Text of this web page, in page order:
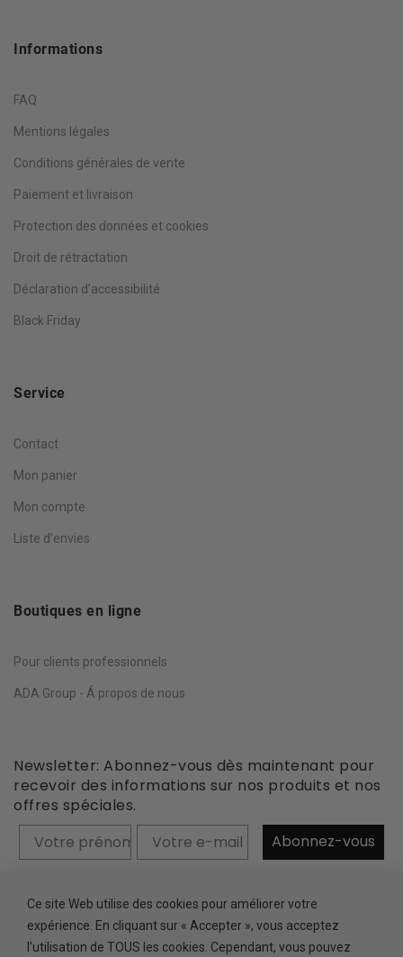
Informations
FAQ
Mentions légales
Conditions générales de vente
Paiement et livraison
Protection des données et cookies
Droit de rétractation
Déclaration d’accessibilité
Black Friday
Service
Contact
Mon panier
Mon compte
Liste d’envies
Boutiques en ligne
Pour clients professionnels
ADA Group - Á propos de nous
Newsletter: Abonnez-vous dès maintenant pour
recevoir des informations sur nos produits et nos
offres spéciales.
Prénom
Abonnez-vous
Ce site Web utilise des cookies pour améliorer votre
expérience. En cliquant sur « Accepter », vous acceptez
l’utilisation de TOUS les cookies. Cependant, vous pouvez